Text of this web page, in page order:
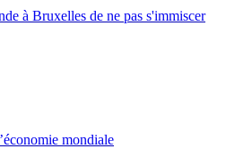
à Bruxelles de ne pas s'immiscer
mondiale